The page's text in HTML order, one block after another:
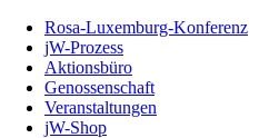
Inhalt
Seite
Rosa-Luxemburg-Konferenz
jW-Prozess
Aktionsbüro
Genossenschaft
Veranstaltungen
jW-Shop